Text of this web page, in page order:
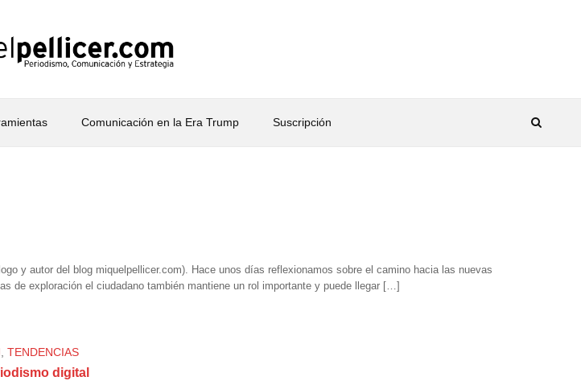
Comunicación en la Era Trump Suscripción
y autor del blog miquelpellicer.com). Hace unos días reflexionamos sobre el camino hacia las nuevas
de exploración el ciudadano también mantiene un rol importante y puede llegar […]
TENDENCIAS
digital